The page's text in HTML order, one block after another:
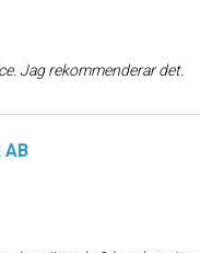
Jag rekommenderar det.